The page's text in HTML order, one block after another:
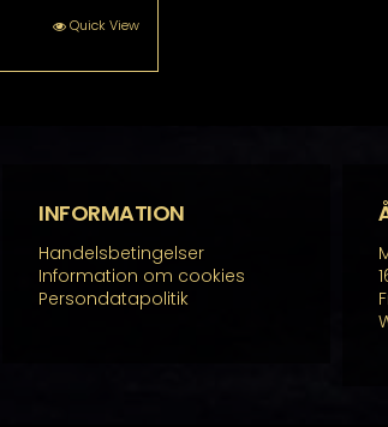
til
Dette
har
Quick View
INFORMATION
Handelsbetingelser
Information om cookies
Persondatapolitik